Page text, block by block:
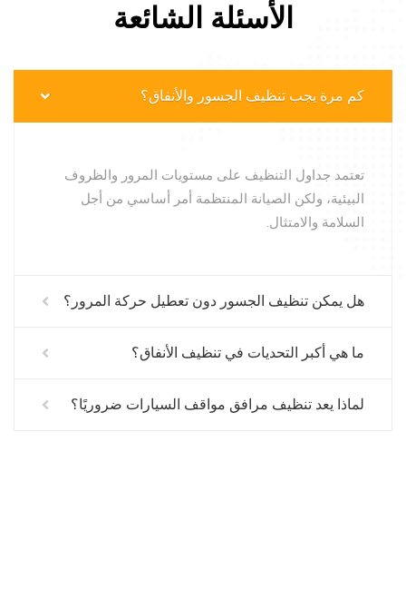
الأسئلة الشائعة
كم مرة يجب تنظيف الجسور والأنفاق؟
تعتمد جداول التنظيف على مستويات المرور والظروف
البيئية، ولكن الصيانة المنتظمة أمر أساسي من أجل
السلامة والامتثال.
هل يمكن تنظيف الجسور دون تعطيل حركة المرور؟
ما هي أكبر التحديات في تنظيف الأنفاق؟
لماذا يعد تنظيف مرافق مواقف السيارات ضروريًا؟